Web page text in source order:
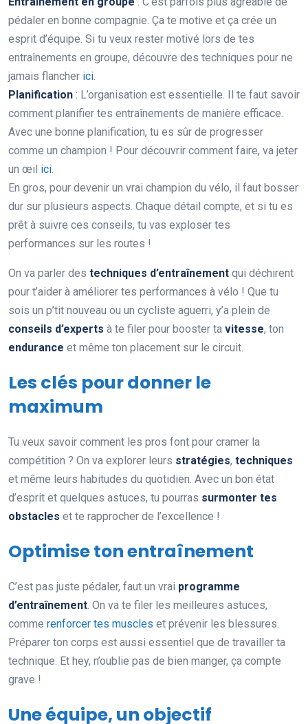
pédaler en bonne compagnie. Ça te motive et ça crée un
esprit d’équipe. Si tu veux rester motivé lors de tes
entraînements en groupe, découvre des techniques pour ne
jamais flancher ici
Planification : L’organisation est essentielle. Il te faut savoir
comment planifier tes entraînements de manière efficace.
Avec une bonne planification, tu es sûr de progresser
comme un champion ! Pour découvrir comment faire, va jeter
un œil ici
En gros, pour devenir un vrai champion du vélo, il faut bosser
dur sur plusieurs aspects. Chaque détail compte, et si tu es
prêt à suivre ces conseils, tu vas exploser tes
performances sur les routes !
On va parler des techniques d’entraînement qui déchirent
pour t’aider à améliorer tes performances à vélo ! Que tu
sois un p’tit nouveau ou un cycliste aguerri, y’a plein de
conseils d’experts à te filer pour booster ta vitesse, ton
endurance et même ton placement sur le circuit.
Les clés pour donner le
maximum
Tu veux savoir comment les pros font pour cramer la
compétition ? On va explorer leurs stratégies, techniques
et même leurs habitudes du quotidien. Avec un bon état
d’esprit et quelques astuces, tu pourras surmonter tes
obstacles et te rapprocher de l’excellence !
Optimise ton entraînement
C’est pas juste pédaler, faut un vrai programme
d’entraînement . On va te filer les meilleures astuces,
comme renforcer tes muscles et prévenir les blessures.
Préparer ton corps est aussi essentiel que de travailler ta
technique. Et hey, n’oublie pas de bien manger, ça compte
grave !
Une équipe, un objectif